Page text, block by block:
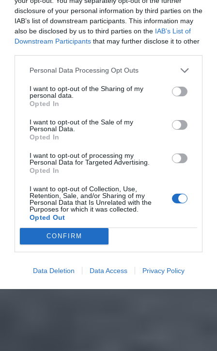
disclosure of your personal information by third parties on the
IAB’s list of downstream participants. This information may
also be disclosed by us to third parties on the IAB’s List of
Downstream Participants that may further disclose it to other
Personal Data Processing Opt Outs
I want to opt-out of the Sharing of my
personal data.
Opted In
I want to opt-out of the Sale of my
Personal Data.
Opted In
I want to opt-out of processing my
Personal Data for Targeted Advertising.
Opted In
I want to opt-out of Collection, Use,
Retention, Sale, and/or Sharing of my
Personal Data that Is Unrelated with the
Purposes for which it was collected.
Opted Out
CONFIRM
Data Deletion Data Access Privacy Policy